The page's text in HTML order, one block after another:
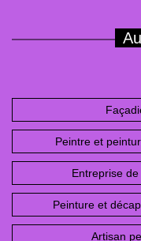
Peintre et
Entreprise
Peinture et
Artisan